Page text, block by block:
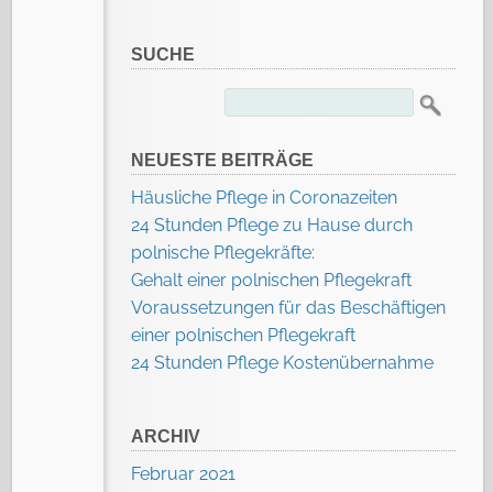
SUCHE
NEUESTE BEITRÄGE
Häusliche Pflege in Coronazeiten
24 Stunden Pflege zu Hause durch
polnische Pflegekräfte:
Gehalt einer polnischen Pflegekraft
Voraussetzungen für das Beschäftigen
einer polnischen Pflegekraft
24 Stunden Pflege Kostenübernahme
ARCHIV
Februar 2021